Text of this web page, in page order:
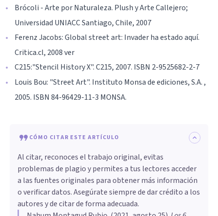
Brócoli - Arte por Naturaleza. Plush y Arte Callejero;
Universidad UNIACC Santiago, Chile, 2007
Ferenz Jacobs: Global street art: Invader ha estado aquí.
Critica.cl, 2008 ver
C215:"Stencil History X". C215, 2007. ISBN 2-9525682-2-7
Louis Bou: "Street Art". Instituto Monsa de ediciones, S.A. ,
2005. ISBN 84-96429-11-3 MONSA.
CÓMO CITAR ESTE ARTÍCULO
Al citar, reconoces el trabajo original, evitas
problemas de plagio y permites a tus lectores acceder
a las fuentes originales para obtener más información
o verificar datos. Asegúrate siempre de dar crédito a los
autores y de citar de forma adecuada.